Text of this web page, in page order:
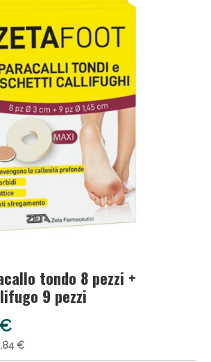
tondo 8 pezzi +
9 pezzi
€
Piatta: Sconti fino al 55% validi
solo per OGGI!
oggi Sconto extra fino al